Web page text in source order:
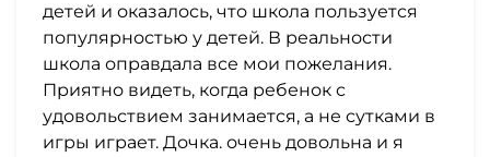
детей и оказалось, что школа пользуется
популярностью у детей. В реальности
школа оправдала все мои пожелания.
Приятно видеть, когда ребенок с
удовольствием занимается, а не сутками в
игры играет. Дочка. очень довольна и я